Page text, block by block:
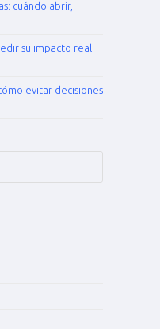
cuándo abrir,
su impacto real
evitar decisiones